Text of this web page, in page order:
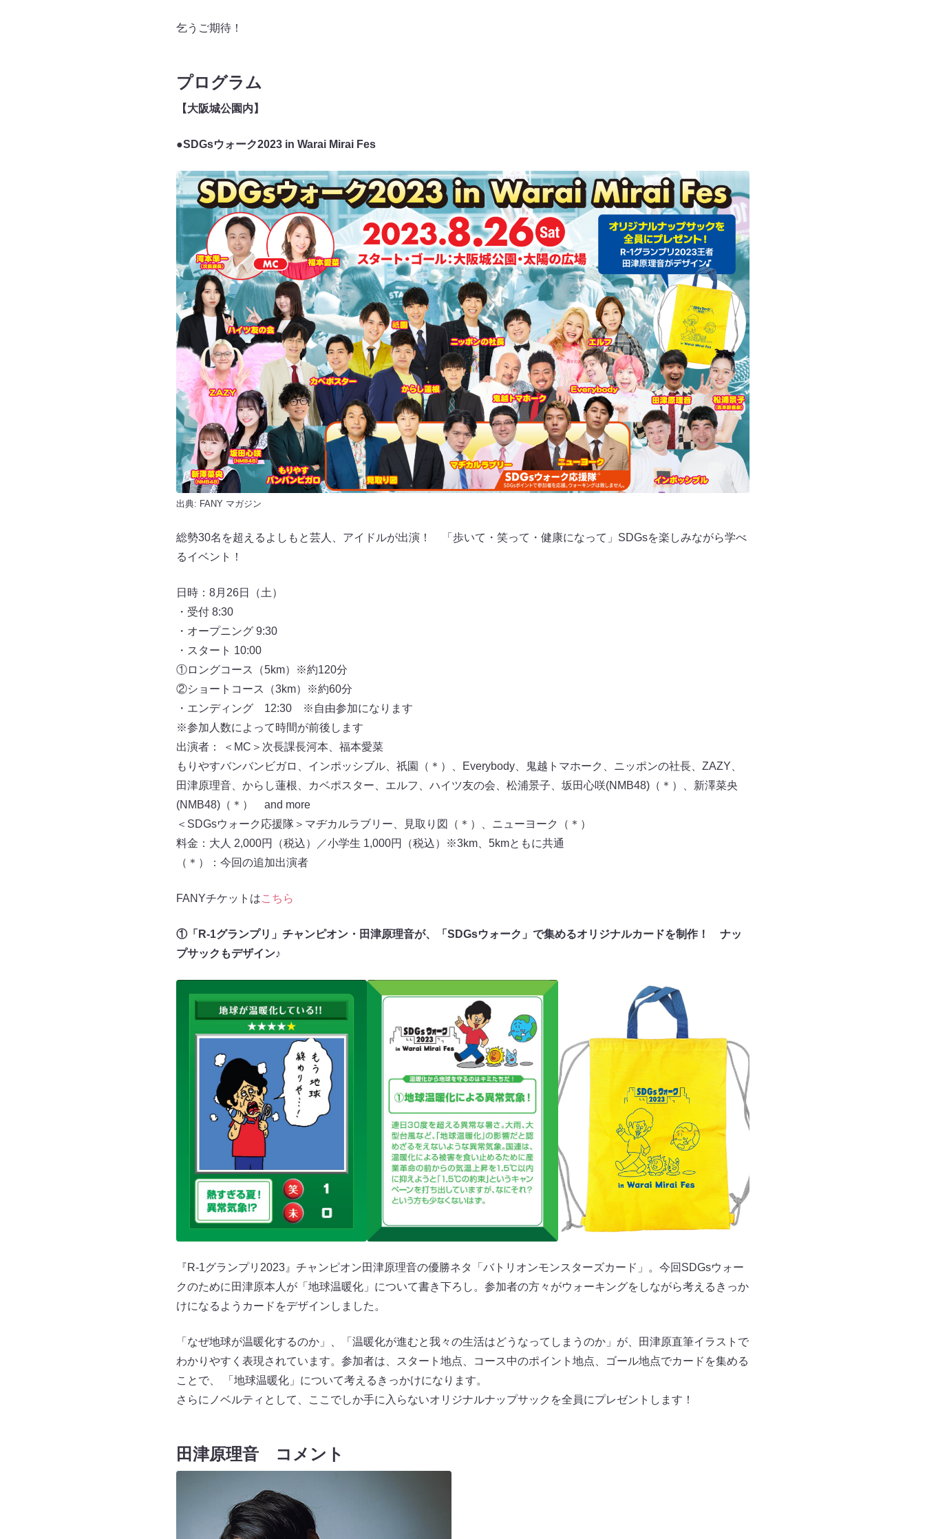
乞うご期待！
プログラム
【大阪城公園内】
●SDGsウォーク2023 in Warai Mirai Fes
出典: FANY マガジン
総勢30名を超えるよしもと芸人、アイドルが出演！ 「歩いて・笑って・健康になって」SDGsを楽しみながら学べ
るイベント！
日時：8月26日（土）
・受付 8:30
・オープニング 9:30
・スタート 10:00
①ロングコース（5km）※約120分
②ショートコース（3km）※約60分
・エンディング 12:30 ※自由参加になります
※参加人数によって時間が前後します
出演者： ＜MC＞次長課長河本、福本愛菜
もりやすバンバンビガロ、インポッシブル、祇園（＊）、Everybody、鬼越トマホーク、ニッポンの社長、ZAZY、
田津原理音、からし蓮根、カベポスター、エルフ、ハイツ友の会、松浦景子、坂田心咲(NMB48)（＊）、新澤菜央
(NMB48)（＊） and more
＜SDGsウォーク応援隊＞マヂカルラブリー、見取り図（＊）、ニューヨーク（＊）
料金：大人 2,000円（税込）／小学生 1,000円（税込）※3km、5kmともに共通
（＊）：今回の追加出演者
FANYチケットはこちら
①「R-1グランプリ」チャンピオン・田津原理音が、「SDGsウォーク」で集めるオリジナルカードを制作！ ナッ
プサックもデザイン♪
『R-1グランプリ2023』チャンピオン田津原理音の優勝ネタ「バトリオンモンスターズカード」。今回SDGsウォー
クのために田津原本人が「地球温暖化」について書き下ろし。参加者の方々がウォーキングをしながら考えるきっか
けになるようカードをデザインしました。
「なぜ地球が温暖化するのか」、「温暖化が進むと我々の生活はどうなってしまうのか」が、田津原直筆イラストで
わかりやすく表現されています。参加者は、スタート地点、コース中のポイント地点、ゴール地点でカードを集める
ことで、 「地球温暖化」について考えるきっかけになります。
さらにノベルティとして、ここでしか手に入らないオリジナルナップサックを全員にプレゼントします！
田津原理音 コメント